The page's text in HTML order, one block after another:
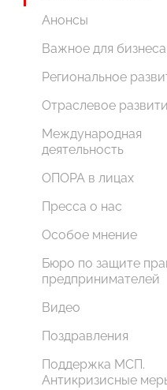
Анонсы
Важное для бизнеса
Региональное
Отраслевое
Международная
деятельность
ОПОРА в лицах
Пресса о нас
Особое мнение
Бюро по защите
предпринимателей
Видео
Поздравления
Поддержка МСП.
Антикризисные